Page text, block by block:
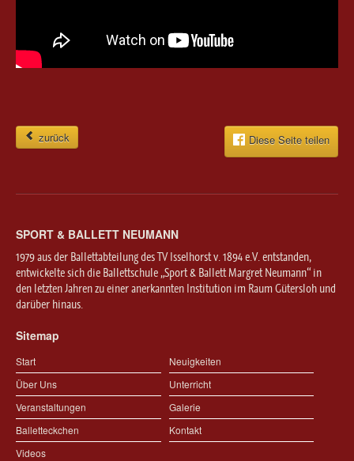
zurück Diese Seite teilen
SPORT & BALLETT NEUMANN
1979 aus der Ballettabteilung des TV Isselhorst v. 1894 e.V. entstanden,
entwickelte sich die Ballettschule „Sport & Ballett Margret Neumann“ in
den letzten Jahren zu einer anerkannten Institution im Raum Gütersloh und
darüber hinaus.
Sitemap
Start
Neuigkeiten
Über Uns
Unterricht
Veranstaltungen
Galerie
Balletteckchen
Kontakt
Videos